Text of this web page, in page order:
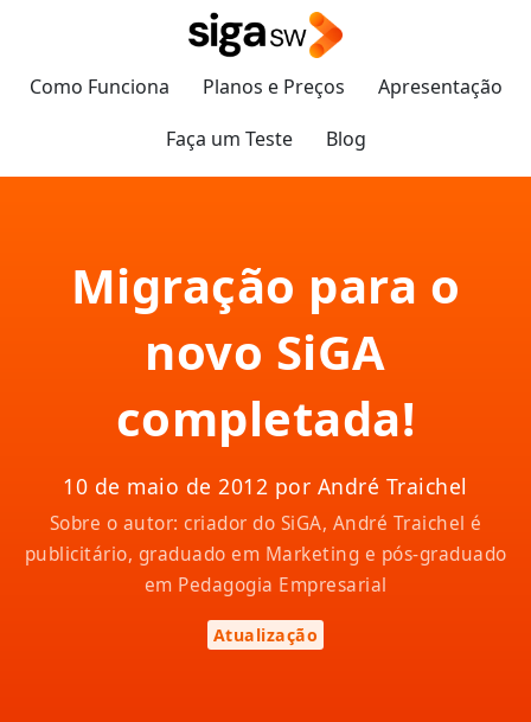
Como Funciona Planos e Preços
Apresentação
Faça um Teste
Blog
Migração para o
novo SiGA
completada!
10 de maio de 2012 por André Traichel
Sobre o autor: criador do SiGA, André Traichel é
publicitário, graduado em Marketing e pós-graduado
em Pedagogia Empresarial
Atualização